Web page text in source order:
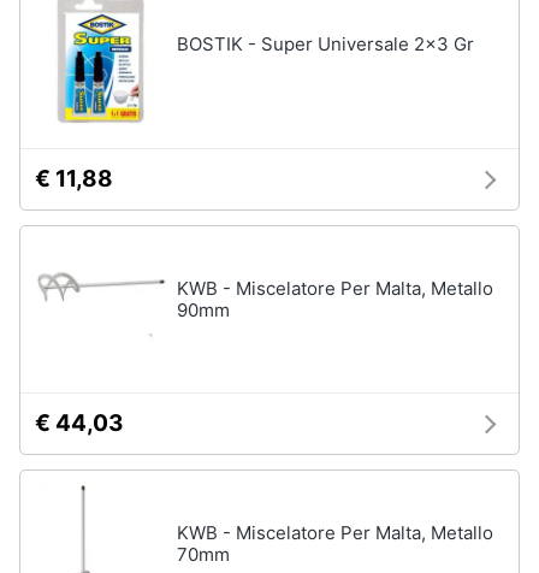
BOSTIK - Super Universale 2x3 Gr
€ 11,88
KWB - Miscelatore Per Malta, Metallo
90mm
€ 44,03
KWB - Miscelatore Per Malta, Metallo
70mm